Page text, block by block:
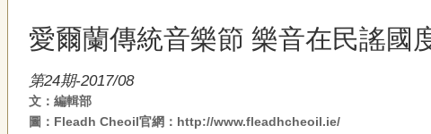
愛爾蘭傳統音樂節 樂音在民謠國
第24期-2017/08
文：編輯部
圖：Fleadh Cheoil官網：http://www.fleadhcheoil.ie/